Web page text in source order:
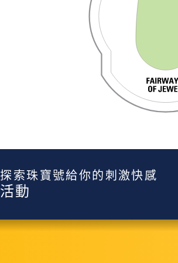
探索珠寶號給你的刺激快感
活動